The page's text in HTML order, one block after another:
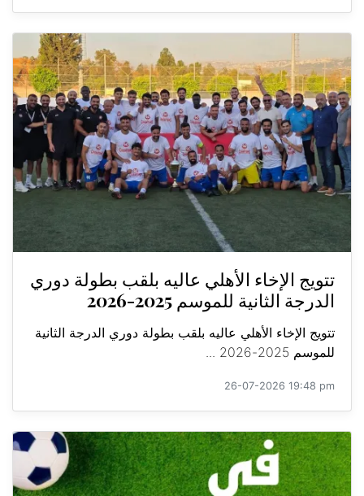
تتويج الإخاء الأهلي عاليه بلقب بطولة دوري
الدرجة الثانية للموسم 2025-2026
تتويج الإخاء الأهلي عاليه بلقب بطولة دوري الدرجة الثانية
للموسم 2025-2026 ...
26-07-2026 19:48 pm